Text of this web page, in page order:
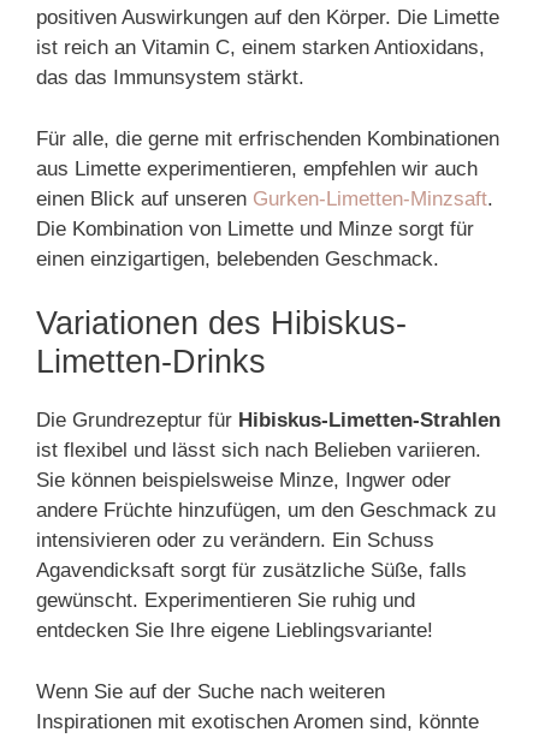
positiven Auswirkungen auf den Körper. Die Limette
ist reich an Vitamin C, einem starken Antioxidans,
das das Immunsystem stärkt.
Für alle, die gerne mit erfrischenden Kombinationen
aus Limette experimentieren, empfehlen wir auch
einen Blick auf unseren Gurken-Limetten-Minzsaft.
Die Kombination von Limette und Minze sorgt für
einen einzigartigen, belebenden Geschmack.
Variationen des Hibiskus-
Limetten-Drinks
Die Grundrezeptur für Hibiskus-Limetten-Strahlen
ist flexibel und lässt sich nach Belieben variieren.
Sie können beispielsweise Minze, Ingwer oder
andere Früchte hinzufügen, um den Geschmack zu
intensivieren oder zu verändern. Ein Schuss
Agavendicksaft sorgt für zusätzliche Süße, falls
gewünscht. Experimentieren Sie ruhig und
entdecken Sie Ihre eigene Lieblingsvariante!
Wenn Sie auf der Suche nach weiteren
Inspirationen mit exotischen Aromen sind, könnte